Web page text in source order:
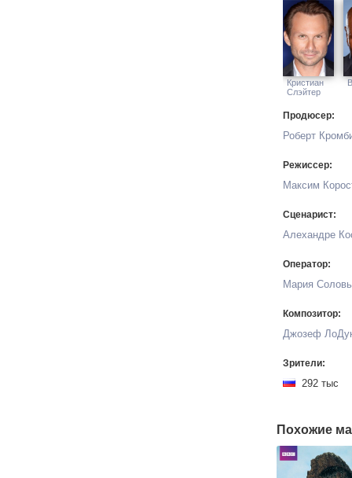
Кристиан
Слэйтер
Продюсер:
Роберт
Режиссер:
Максим
Сценарист:
Алехандре
Оператор:
Мария
Композитор:
Джозеф
Зрители:
292 тыс
Похожие